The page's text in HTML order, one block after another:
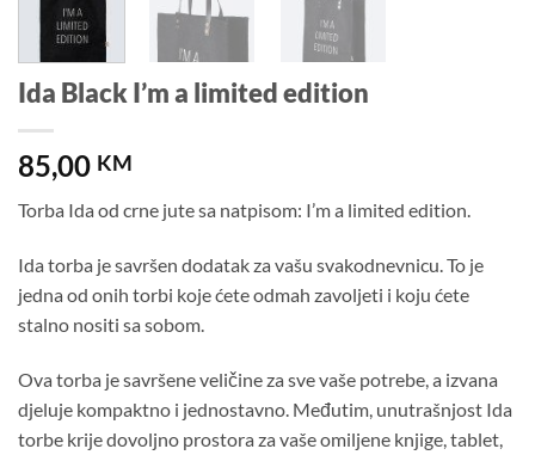
Ida Black I’m a limited edition
85,00 KM
Torba Ida od crne jute sa natpisom: I’m a limited edition.
Ida torba je savršen dodatak za vašu svakodnevnicu. To je
jedna od onih torbi koje ćete odmah zavoljeti i koju ćete
stalno nositi sa sobom.
Ova torba je savršene veličine za sve vaše potrebe, a izvana
djeluje kompaktno i jednostavno. Međutim, unutrašnjost Ida
torbe krije dovoljno prostora za vaše omiljene knjige, tablet,